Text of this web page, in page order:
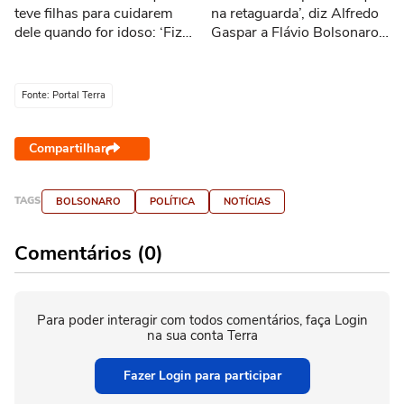
teve filhas para cuidarem
dele quando for idoso: ‘Fiz
na retaguarda’, diz Alfredo
Gaspar a Flávio Bolsonaro
Fonte: Portal Terra
Compartilhar
TAGS BOLSONARO POLÍTICA NOTÍCIAS
Comentários (0)
Para poder interagir com todos comentários, faça Login
na sua conta Terra
Fazer Login para participar